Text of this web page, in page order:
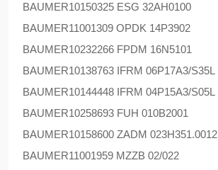
BAUMER10150325 ESG 32AH0100
BAUMER11001309 OPDK 14P3902
BAUMER10232266 FPDM 16N5101
BAUMER10138763 IFRM 06P17A3/S35L
BAUMER10144448 IFRM 04P15A3/S05L
BAUMER10258693 FUH 010B2001
BAUMER10158600 ZADM 023H351.0012
BAUMER11001959 MZZB 02/022